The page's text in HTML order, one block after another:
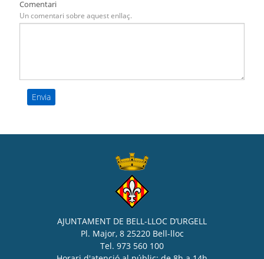
Comentari
Un comentari sobre aquest enllaç.
AJUNTAMENT DE BELL-LLOC D’URGELL
Pl. Major, 8 25220 Bell-lloc
Tel. 973 560 100